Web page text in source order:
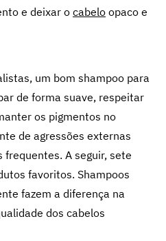
e deixar o cabelo opaco e
um bom shampoo para
de forma suave, respeitar
os pigmentos no
de agressões externas
frequentes. A seguir, sete
favoritos. Shampoos
fazem a diferença na
dos cabelos